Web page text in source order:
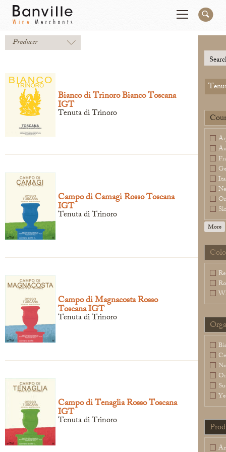
You are in the National Importer site
Producers
Wines
Beer & Spirits
Connect
Newsletter
Producer
More
No
Bianco di Trinoro Bianco Toscana
IGT
Tenuta di Trinoro
Campo di Camagi Rosso Toscana
IGT
Tenuta di Trinoro
Campo di Magnacosta Rosso
Toscana IGT
Tenuta di Trinoro
Campo di Tenaglia Rosso Toscana
IGT
Tenuta di Trinoro